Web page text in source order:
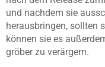
und nachdem sie
herausbringen, sollten
können sie es
gröber zu verärgern.